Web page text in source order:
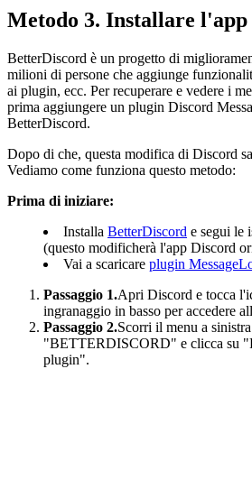
Metodo 3. Installare
BetterDiscord è un progetto di
milioni di persone che aggiunge
ai plugin, ecc. Per recuperare e vedere i
prima aggiungere un plugin Discord
BetterDiscord.
Dopo di che, questa modifica di Discord
Vediamo come funziona questo metodo:
Prima di iniziare:
Installa BetterDiscord e segui le
(questo modificherà l'app Discord
Vai a scaricare plugin
Passaggio 1.Apri Discord e tocca
ingranaggio in basso per accedere
Passaggio 2.Scorri il menu a
"BETTERDISCORD" e clicca su
plugin".